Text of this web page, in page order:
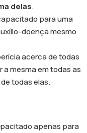
delas.
para uma
doença mesmo
acerca de todas
a mesma em todas as
todas elas.
apenas para